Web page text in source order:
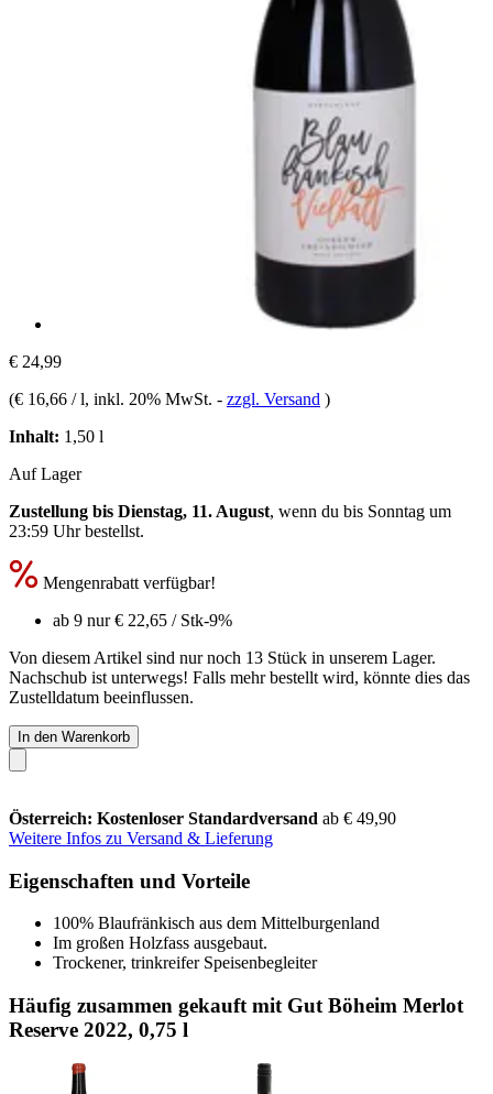
€ 24,99
(€ 16,66 / l, inkl. 20% MwSt. - zzgl. Versand )
Inhalt: 1,50 l
Auf Lager
Zustellung bis Dienstag, 11. August, wenn du bis Sonntag um
23:59 Uhrbestellst.
Mengenrabatt verfügbar!
ab 9 nur€ 22,65 / Stk-9%
Von diesem Artikel sind nur noch 13 Stück in unserem Lager.
Nachschub ist unterwegs! Falls mehr bestellt wird, könnte dies das
Zustelldatum beeinflussen.
In den Warenkorb
Österreich: Kostenloser Standardversand ab € 49,90
Weitere Infos zu Versand & Lieferung
Eigenschaften und Vorteile
100% Blaufränkisch aus dem Mittelburgenland
Im großen Holzfass ausgebaut.
Trockener, trinkreifer Speisenbegleiter
Häufig zusammen gekauft mit Gut Böheim Merlot
Reserve 2022, 0,75 l